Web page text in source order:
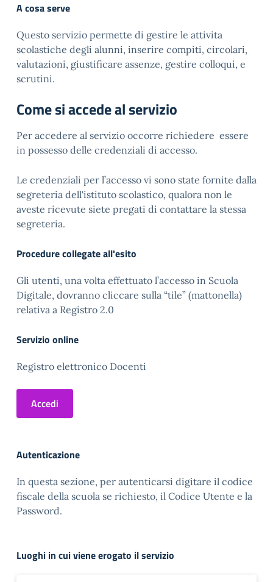
A cosa serve
Questo servizio permette di gestire le attivita
scolastiche degli alunni, inserire compiti, circolari,
valutazioni, giustificare assenze, gestire colloqui, e
scrutini.
Come si accede al servizio
Per accedere al servizio occorre richiedere essere
in possesso delle credenziali di accesso.
Le credenziali per l’accesso vi sono state fornite dalla
segreteria dell'istituto scolastico, qualora non le
aveste ricevute siete pregati di contattare la stessa
segreteria.
Procedure collegate all'esito
Gli utenti, una volta effettuato l’accesso in Scuola
Digitale, dovranno cliccare sulla “tile” (mattonella)
relativa a Registro 2.0
Servizio online
Registro elettronico Docenti
Accedi
Autenticazione
In questa sezione, per autenticarsi digitare il codice
fiscale della scuola se richiesto, il Codice Utente e la
Password.
Luoghi in cui viene erogato il servizio